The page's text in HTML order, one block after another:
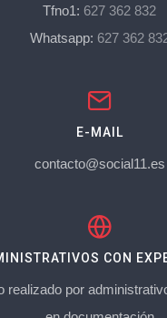
Tfno1: 627 362 832
Whatsapp: 627 362
E-MAIL
contacto@social11.es
CON
realizado por